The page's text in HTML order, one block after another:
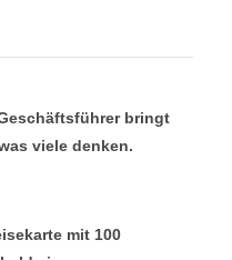
bringt
viele denken.
mit 100